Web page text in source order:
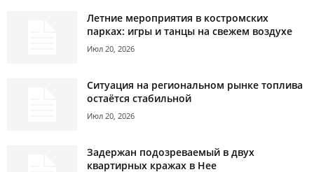
Летние мероприятия в костромских
парках: игры и танцы на свежем воздухе
Июл 20, 2026
Ситуация на региональном рынке топлива
остаётся стабильной
Июл 20, 2026
Задержан подозреваемый в двух
квартирных кражах в Нее